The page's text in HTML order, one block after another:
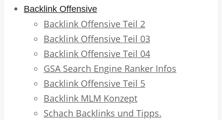
Backlink Offensive
Backlink Offensive Teil 2
Backlink Offensive Teil 03
Backlink Offensive Teil 04
GSA Search Engine Ranker Infos
Backlink Offensive Teil 5
Backlink MLM Konzept
Schach Backlinks und Tipps.